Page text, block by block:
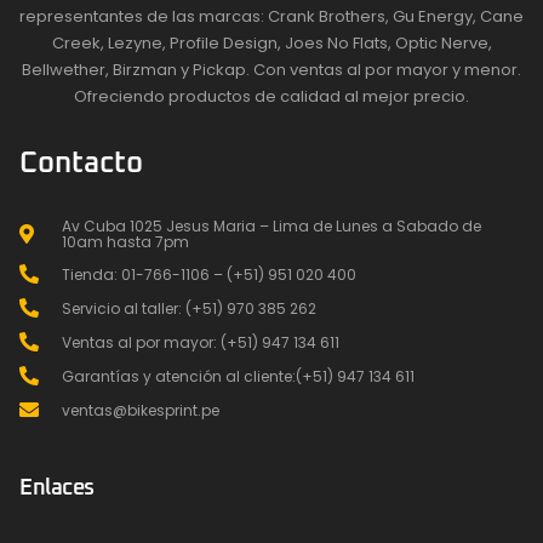
representantes de las marcas: Crank Brothers, Gu Energy, Cane
Creek, Lezyne, Profile Design, Joes No Flats, Optic Nerve,
Bellwether, Birzman y Pickap. Con ventas al por mayor y menor.
Ofreciendo productos de calidad al mejor precio.
Contacto
Av Cuba 1025 Jesus Maria – Lima de Lunes a Sabado de
10am hasta 7pm
Tienda: 01-766-1106 – (+51) 951 020 400
Servicio al taller: (+51) 970 385 262
Ventas al por mayor: (+51) 947 134 611
Garantías y atención al cliente:(+51) 947 134 611
ventas@bikesprint.pe
Enlaces